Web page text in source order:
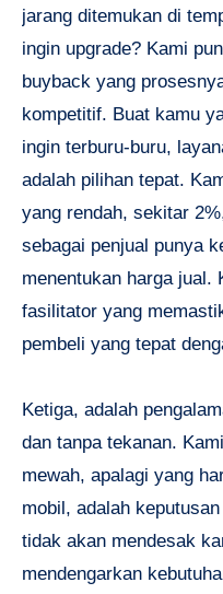
jarang ditemukan di
ingin upgrade? Kami
buyback yang
kompetitif. Buat kamu
ingin terburu-buru,
adalah pilihan tepat.
yang rendah, sekitar
sebagai penjual punya
menentukan harga jual.
fasilitator yang
pembeli yang tepat
Ketiga, adalah
dan tanpa tekanan.
mewah, apalagi yang
mobil, adalah
tidak akan mendesak
mendengarkan